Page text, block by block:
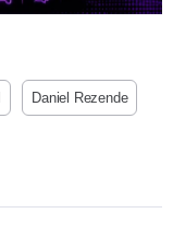
Daniel Rezende